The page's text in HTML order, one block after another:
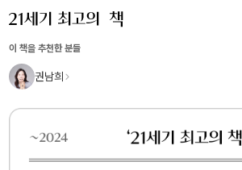
이 책을 추천한 분들
권남희